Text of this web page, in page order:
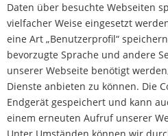
Daten über besuchte Webseiten
vielfacher Weise eingesetzt
eine Art „Benutzerprofil“
bevorzugte Sprache und andere
unserer Webseite benötigt
Dienste anbieten zu können. Die
Endgerät gespeichert und kann
einem erneuten Aufruf unserer